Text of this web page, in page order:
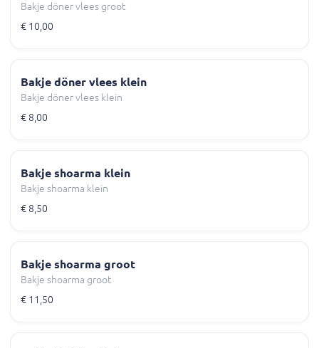
Bakje döner vlees groot
€ 10,00
Bakje döner vlees klein
Bakje döner vlees klein
€ 8,00
Bakje shoarma klein
Bakje shoarma klein
€ 8,50
Bakje shoarma groot
Bakje shoarma groot
€ 11,50